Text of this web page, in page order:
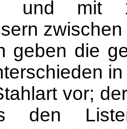
und mit
geben die
vor;
den